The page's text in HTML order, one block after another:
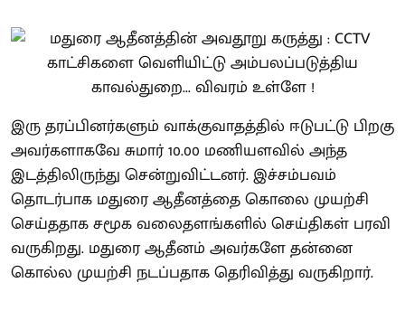
இரு தரப்பினர்களும் வாக்குவாதத்தில் ஈடுபட்டு பிறகு
அவர்களாகவே சுமார் 10.00 மணியளவில் அந்த
இடத்திலிருந்து சென்றுவிட்டனர். இச்சம்பவம்
தொடர்பாக மதுரை ஆதீனத்தை கொலை முயற்சி
செய்ததாக சமூக வலைதளங்களில் செய்திகள் பரவி
வருகிறது. மதுரை ஆதீனம் அவர்களே தன்னை
கொல்ல முயற்சி நடப்பதாக தெரிவித்து வருகிறார்.